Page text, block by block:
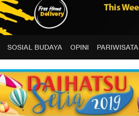
SOSIAL BUDAYA OPINI PARIWISATA